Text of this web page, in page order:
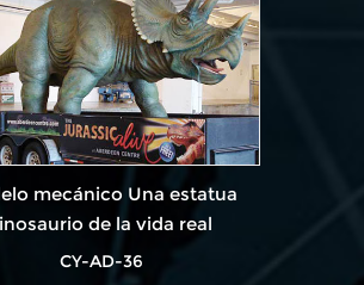
mecánico Una estatua
de la vida real
CY-AD-36